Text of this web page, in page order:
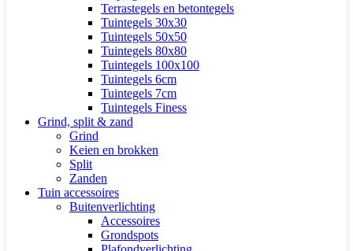
Terrastegels en betontegels
Tuintegels 30x30
Tuintegels 50x50
Tuintegels 80x80
Tuintegels 100x100
Tuintegels 6cm
Tuintegels 7cm
Tuintegels Finess
Grind, split & zand
Grind
Keien en brokken
Split
Zanden
Tuin accessoires
Buitenverlichting
Accessoires
Grondspots